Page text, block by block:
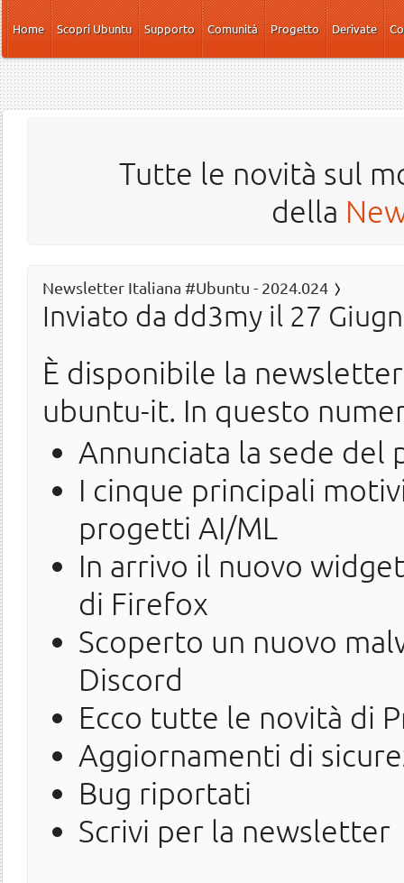
Salta al contenuto principale
Home
Scopri Ubuntu Supporto Comunità Progetto Derivate
Tutte le novità sul
della
Newsletter Italiana #Ubuntu - 2024.024
Inviato da dd3my il 27
È disponibile la
ubuntu-it. In questo
Annunciata la sede del
I cinque principali
progetti AI/ML
In arrivo il nuovo
di Firefox
Scoperto un nuovo
Discord
Ecco tutte le novità di
Aggiornamenti di
Bug riportati
Scrivi per la newsletter